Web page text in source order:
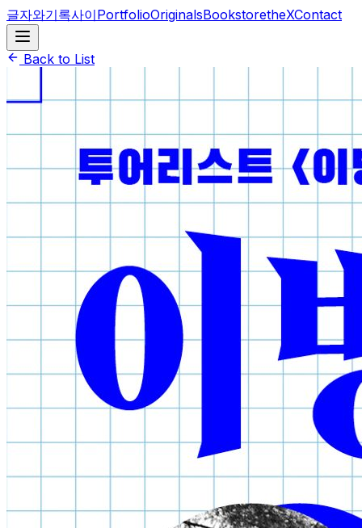
글자와기록사이PortfolioOriginalsBookstoretheXContact
Back to List